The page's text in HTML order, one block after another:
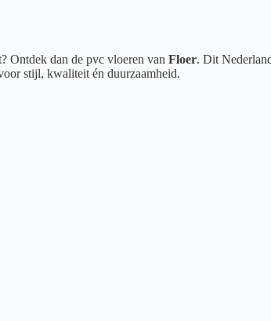
Ontdek dan de pvc vloeren van Floer. Dit
stijl, kwaliteit én duurzaamheid.